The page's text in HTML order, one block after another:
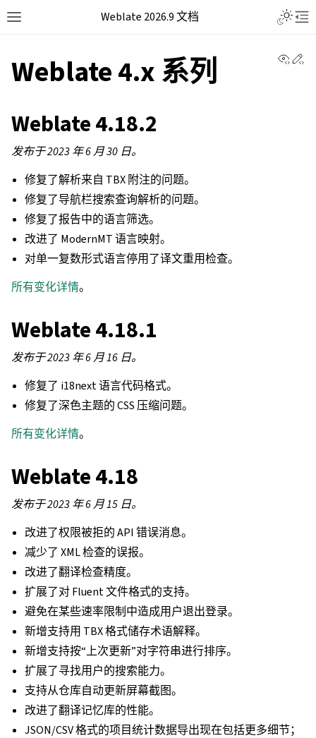
Weblate 2026.9 文档
Weblate 4.x 系列
Weblate 4.18.2
发布于 2023 年 6 月 30 日。
修复了解析来自 TBX 附注的问题。
修复了导航栏搜索查询解析的问题。
修复了报告中的语言筛选。
改进了 ModernMT 语言映射。
对单一复数形式语言停用了译文重用检查。
所有变化详情。
Weblate 4.18.1
发布于 2023 年 6 月 16 日。
修复了 i18next 语言代码格式。
修复了深色主题的 CSS 压缩问题。
所有变化详情。
Weblate 4.18
发布于 2023 年 6 月 15 日。
改进了权限被拒的 API 错误消息。
减少了 XML 检查的误报。
改进了翻译检查精度。
扩展了对 Fluent 文件格式的支持。
避免在某些速率限制中造成用户退出登录。
新增支持用 TBX 格式储存术语解释。
新增支持按“上次更新”对字符串进行排序。
扩展了寻找用户的搜索能力。
支持从仓库自动更新屏幕截图。
改进了翻译记忆库的性能。
JSON/CSV 格式的项目统计数据导出现在包括更多细节；